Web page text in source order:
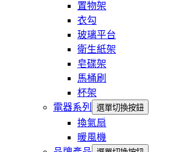
置物架
衣勾
玻璃平台
衛生紙架
皂碟架
馬桶刷
杯架
電器系列
選單切換按鈕
換氣扇
暖風機